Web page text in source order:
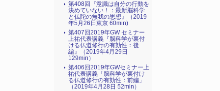
第408回『意識は自分の行動を
決めていない！：最新脳科学
と仏陀の無我の思想』（2019
年5月26日東京 60min)
第407回2019年GW セミナー
上祐代表講義『脳科学が裏付
ける仏道修行の有効性：後
編』（2019年4月29日
129min）
第406回2019年GWセミナー上
祐代表講義「脳科学が裏付け
る仏道修行の有効性：前編」
（2019年4月28日 52min）